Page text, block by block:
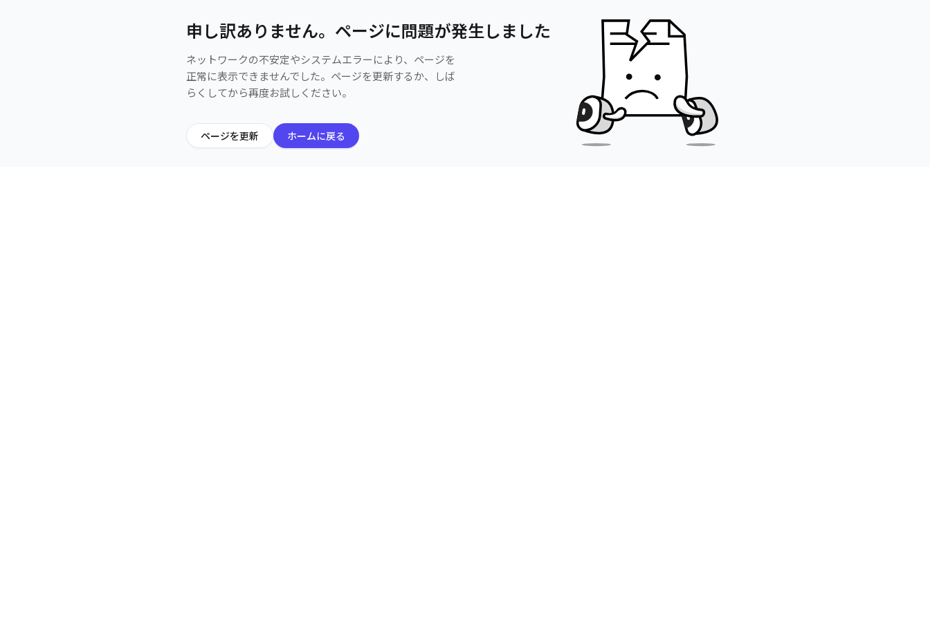
申し訳ありません。ページに問題が発生しました
ネットワークの不安定やシステムエラーにより、ページを
正常に表示できませんでした。ページを更新するか、しば
らくしてから再度お試しください。
ページを更新 ホームに戻る